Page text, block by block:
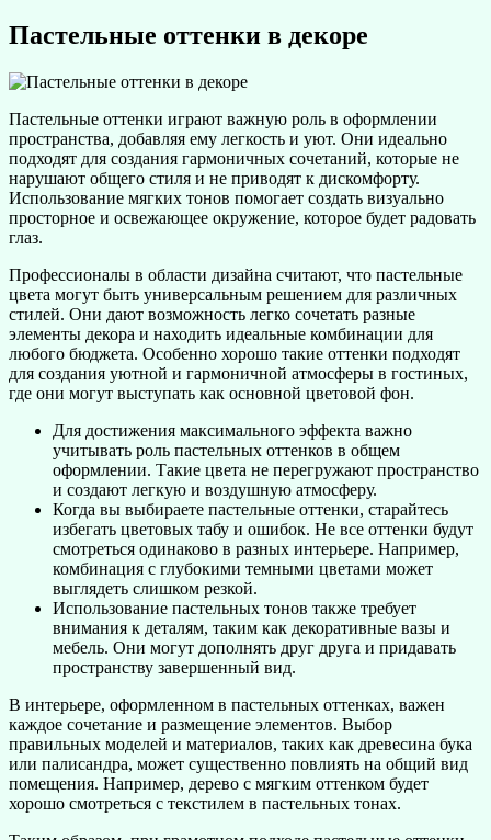
Пастельные оттенки в декоре
Пастельные оттенки играют важную роль в оформлении
пространства, добавляя ему легкость и уют. Они идеально
подходят для создания гармоничных сочетаний, которые не
нарушают общего стиля и не приводят к дискомфорту.
Использование мягких тонов помогает создать визуально
просторное и освежающее окружение, которое будет радовать
глаз.
Профессионалы в области дизайна считают, что пастельные
цвета могут быть универсальным решением для различных
стилей. Они дают возможность легко сочетать разные
элементы декора и находить идеальные комбинации для
любого бюджета. Особенно хорошо такие оттенки подходят
для создания уютной и гармоничной атмосферы в гостиных,
где они могут выступать как основной цветовой фон.
Для достижения максимального эффекта важно
учитывать роль пастельных оттенков в общем
оформлении. Такие цвета не перегружают пространство
и создают легкую и воздушную атмосферу.
Когда вы выбираете пастельные оттенки, старайтесь
избегать цветовых табу и ошибок. Не все оттенки будут
смотреться одинаково в разных интерьере. Например,
комбинация с глубокими темными цветами может
выглядеть слишком резкой.
Использование пастельных тонов также требует
внимания к деталям, таким как декоративные вазы и
мебель. Они могут дополнять друг друга и придавать
пространству завершенный вид.
В интерьере, оформленном в пастельных оттенках, важен
каждое сочетание и размещение элементов. Выбор
правильных моделей и материалов, таких как древесина бука
или палисандра, может существенно повлиять на общий вид
помещения. Например, дерево с мягким оттенком будет
хорошо смотреться с текстилем в пастельных тонах.